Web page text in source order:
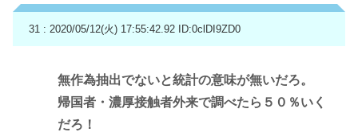
31 : 2020/05/12(火) 17:55:42.92 ID:0clDI9ZD0
無作為抽出でないと統計の意味が無いだろ。
帰国者・濃厚接触者外来で調べたら５０％いく
だろ！